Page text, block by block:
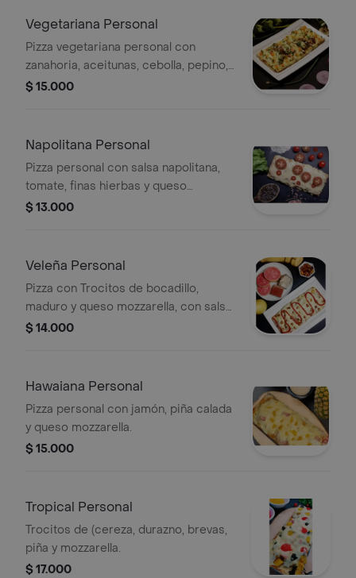
Vegetariana Personal
Pizza vegetariana personal con
zanahoria, aceitunas, cebolla, pepino,
champiñones y mozzarella.
$ 15.000
Napolitana Personal
Pizza personal con salsa napolitana,
tomate, finas hierbas y queso
mozzarella.
$ 13.000
Veleña Personal
Pizza con Trocitos de bocadillo,
maduro y queso mozzarella, con salsa
decorativa.
$ 14.000
Hawaiana Personal
Pizza personal con jamón, piña calada
y queso mozzarella.
$ 15.000
Tropical Personal
Trocitos de (cereza, durazno, brevas,
piña y mozzarella.
$ 17.000